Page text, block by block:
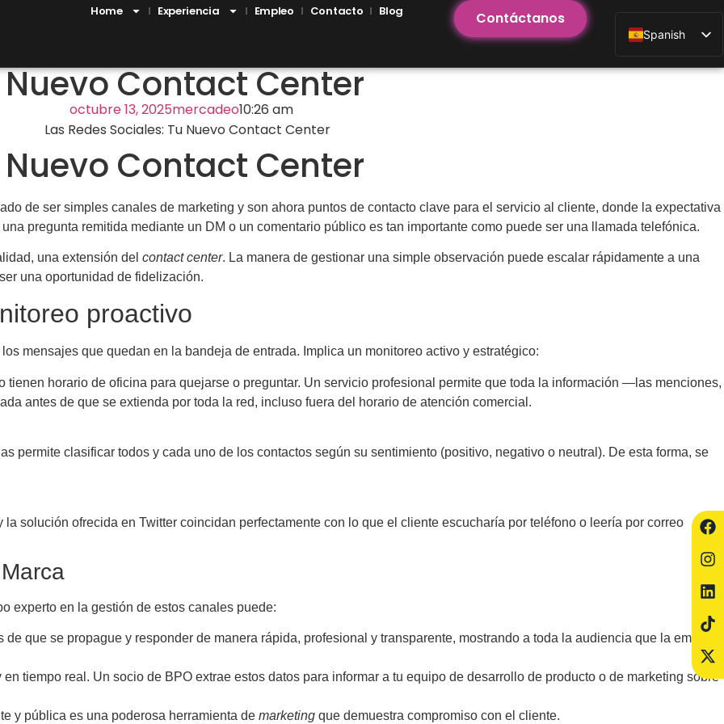
Contáctanos
Spanish
Home Experiencia Empleo Contacto Blog
Nuevo Contact Center
octubre 13, 2025mercadeo10:26 am
Nuevo Contact Center
de ser simples canales de marketing y son ahora puntos de contacto clave para el servicio al cliente, donde la expectativa
pregunta remitida mediante un DM o un comentario público es tan importante como puede ser una llamada telefónica.
una extensión del contact center. La manera de gestionar una simple observación puede escalar rápidamente a una
una oportunidad de fidelización.
proactivo
mensajes que quedan en la bandeja de entrada. Implica un monitoreo activo y estratégico:
horario de oficina para quejarse o preguntar. Un servicio profesional permite que toda la información —las menciones,
antes de que se extienda por toda la red, incluso fuera del horario de atención comercial.
permite clasificar todos y cada uno de los contactos según su sentimiento (positivo, negativo o neutral). De esta forma, se
solución ofrecida en Twitter coincidan perfectamente con lo que el cliente escucharía por teléfono o leería por correo
experto en la gestión de estos canales puede:
que se propague y responder de manera rápida, profesional y transparente, mostrando a toda la audiencia que la empresa
tiempo real. Un socio de BPO extrae estos datos para informar a tu equipo de desarrollo de producto o de marketing sobre
y pública es una poderosa herramienta de marketing que demuestra compromiso con el cliente.